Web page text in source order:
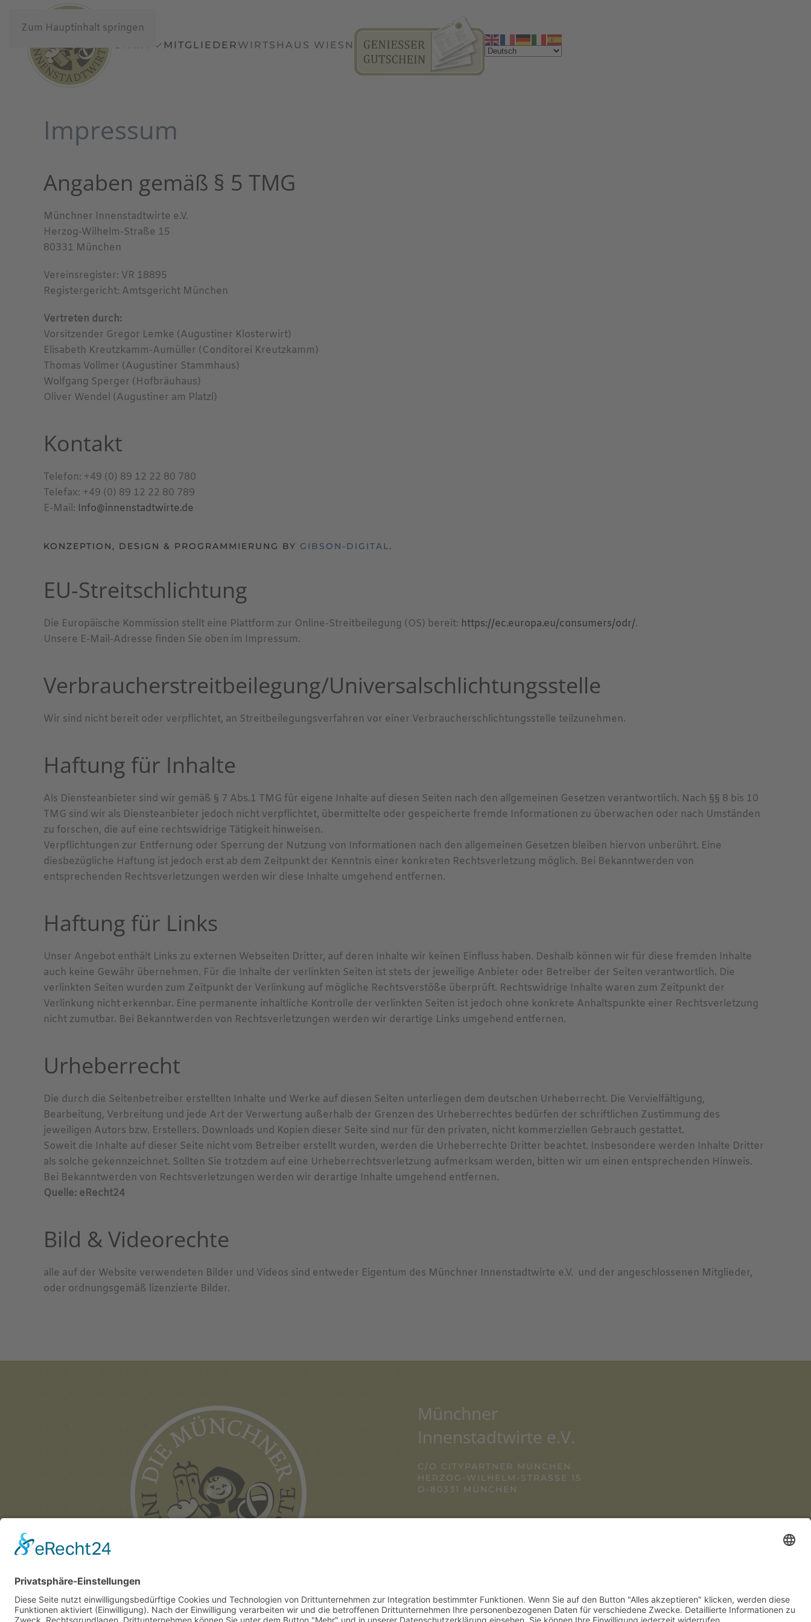
Zum Hauptinhalt springen
START MITGLIEDER WIRTSHAUS WIESN
Impressum
Angaben gemäß § 5 TMG
Münchner Innenstadtwirte e.V.
Herzog-Wilhelm-Straße 15
80331 München
Vereinsregister: VR 18895
Registergericht: Amtsgericht München
Vertreten durch:
Vorsitzender Gregor Lemke (Augustiner Klosterwirt)
Elisabeth Kreutzkamm-Aumüller (Conditorei Kreutzkamm)
Thomas Vollmer (Augustiner Stammhaus)
Wolfgang Sperger (Hofbräuhaus)
Oliver Wendel (Augustiner am Platzl)
Kontakt
Telefon: +49 (0) 89 12 22 80 780
Telefax: +49 (0) 89 12 22 80 789
E-Mail: Info@innenstadtwirte.de
KONZEPTION, DESIGN & PROGRAMMIERUNG BY GIBSON-DIGITAL.
EU-Streitschlichtung
Die Europäische Kommission stellt eine Plattform zur Online-Streitbeilegung (OS) bereit: https://ec.europa.eu/consumers/odr/.
Unsere E-Mail-Adresse finden Sie oben im Impressum.
Verbraucher­streit­beilegung/Universal­schlichtungs­stelle
Wir sind nicht bereit oder verpflichtet, an Streitbeilegungsverfahren vor einer Verbraucherschlichtungsstelle teilzunehmen.
Haftung für Inhalte
Als Diensteanbieter sind wir gemäß § 7 Abs.1 TMG für eigene Inhalte auf diesen Seiten nach den allgemeinen Gesetzen verantwortlich. Nach §§ 8 bis 10
TMG sind wir als Diensteanbieter jedoch nicht verpflichtet, übermittelte oder gespeicherte fremde Informationen zu überwachen oder nach Umständen
zu forschen, die auf eine rechtswidrige Tätigkeit hinweisen.
Verpflichtungen zur Entfernung oder Sperrung der Nutzung von Informationen nach den allgemeinen Gesetzen bleiben hiervon unberührt. Eine
diesbezügliche Haftung ist jedoch erst ab dem Zeitpunkt der Kenntnis einer konkreten Rechtsverletzung möglich. Bei Bekanntwerden von
entsprechenden Rechtsverletzungen werden wir diese Inhalte umgehend entfernen.
Haftung für Links
Unser Angebot enthält Links zu externen Webseiten Dritter, auf deren Inhalte wir keinen Einfluss haben. Deshalb können wir für diese fremden Inhalte
auch keine Gewähr übernehmen. Für die Inhalte der verlinkten Seiten ist stets der jeweilige Anbieter oder Betreiber der Seiten verantwortlich. Die
verlinkten Seiten wurden zum Zeitpunkt der Verlinkung auf mögliche Rechtsverstöße überprüft. Rechtswidrige Inhalte waren zum Zeitpunkt der
Verlinkung nicht erkennbar. Eine permanente inhaltliche Kontrolle der verlinkten Seiten ist jedoch ohne konkrete Anhaltspunkte einer Rechtsverletzung
nicht zumutbar. Bei Bekanntwerden von Rechtsverletzungen werden wir derartige Links umgehend entfernen.
Urheberrecht
Die durch die Seitenbetreiber erstellten Inhalte und Werke auf diesen Seiten unterliegen dem deutschen Urheberrecht. Die Vervielfältigung,
Bearbeitung, Verbreitung und jede Art der Verwertung außerhalb der Grenzen des Urheberrechtes bedürfen der schriftlichen Zustimmung des
jeweiligen Autors bzw. Erstellers. Downloads und Kopien dieser Seite sind nur für den privaten, nicht kommerziellen Gebrauch gestattet.
Soweit die Inhalte auf dieser Seite nicht vom Betreiber erstellt wurden, werden die Urheberrechte Dritter beachtet. Insbesondere werden Inhalte Dritter
als solche gekennzeichnet. Sollten Sie trotzdem auf eine Urheberrechtsverletzung aufmerksam werden, bitten wir um einen entsprechenden Hinweis.
Bei Bekanntwerden von Rechtsverletzungen werden wir derartige Inhalte umgehend entfernen.
Quelle: eRecht24
Bild & Videorechte
alle auf der Website verwendeten Bilder und Videos sind entweder Eigentum des Münchner Innenstadtwirte e.V. und der angeschlossenen Mitglieder,
oder ordnungsgemäß lizenzierte Bilder.
Münchner
Innenstadtwirte e.V.
C/O CITYPARTNER MÜNCHEN
HERZOG-WILHELM-STRASSE 15
D-80331 MÜNCHEN